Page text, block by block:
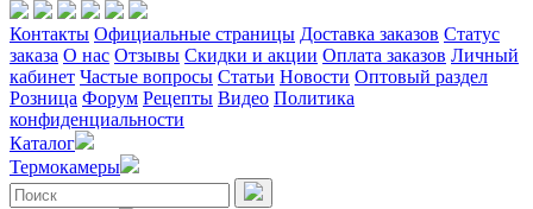
Контакты Официальные страницы Доставка заказов Статус
заказа О нас Отзывы Скидки и акции Оплата заказов Личный
кабинет Частые вопросы Статьи Новости Оптовый раздел
Розница Форум Рецепты Видео Политика
конфиденциальности
Каталог
Термокамеры